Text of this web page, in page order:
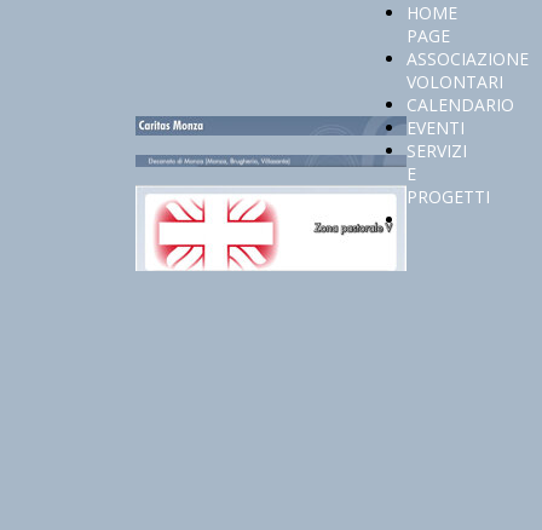
HOME
PAGE
ASSOCIAZIONE
VOLONTARI
CALENDARIO
EVENTI
SERVIZI
E
PROGETTI